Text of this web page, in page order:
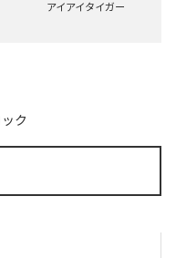
アイアイタイガー
ク